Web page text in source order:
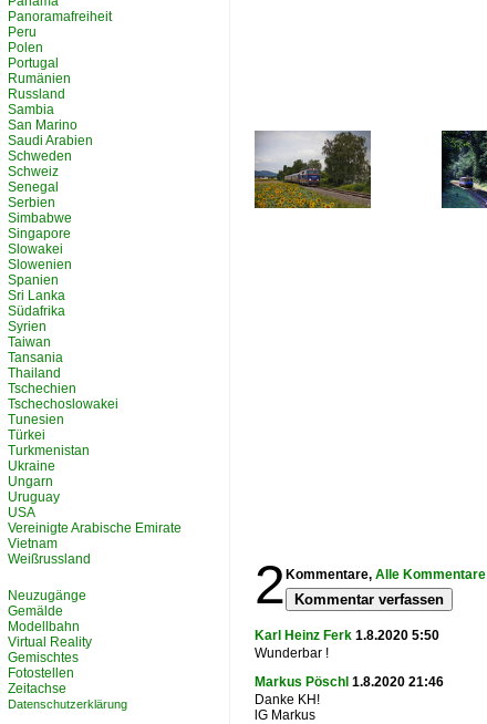
2 Kommentare, Alle Kommentare
Kommentar verfassen
Karl Heinz Ferk 1.8.2020 5:50
Wunderbar !
Markus Pöschl 1.8.2020 21:46
Danke KH!
lG Markus
Panoramafreiheit
Peru
Polen
Portugal
Rumänien
Russland
Sambia
San Marino
Saudi Arabien
Schweden
Schweiz
Senegal
Serbien
Simbabwe
Singapore
Slowakei
Slowenien
Spanien
Sri Lanka
Südafrika
Syrien
Taiwan
Tansania
Thailand
Tschechien
Tschechoslowakei
Tunesien
Türkei
Turkmenistan
Ukraine
Ungarn
Uruguay
USA
Vereinigte Arabische Emirate
Vietnam
Weißrussland
Neuzugänge
Gemälde
Modellbahn
Virtual Reality
Gemischtes
Fotostellen
Zeitachse
Datenschutzerklärung